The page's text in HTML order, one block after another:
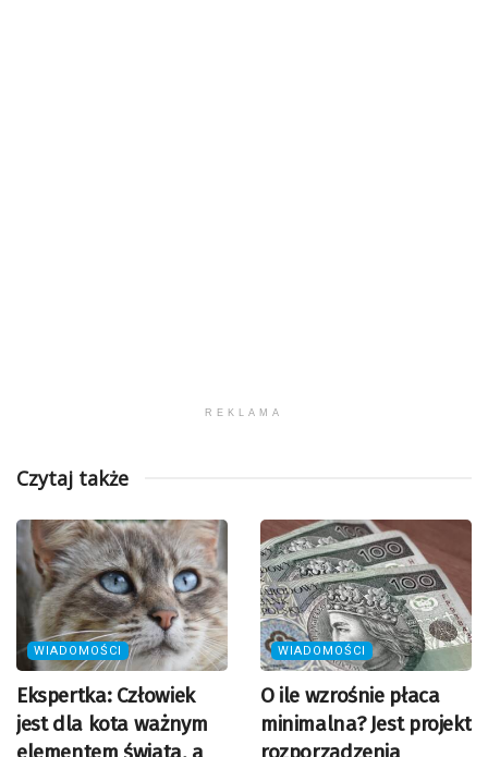
REKLAMA
Czytaj także
WIADOMOŚCI
Ekspertka: Człowiek
jest dla kota ważnym
WIADOMOŚCI
O ile wzrośnie płaca
minimalna? Jest projekt